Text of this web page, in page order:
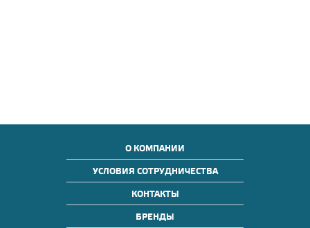
О КОМПАНИИ
УСЛОВИЯ СОТРУДНИЧЕСТВА
КОНТАКТЫ
БРЕНДЫ